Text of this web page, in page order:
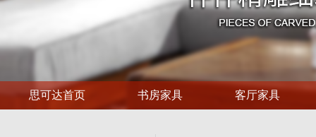
思可达首页 书房家具 客厅家具